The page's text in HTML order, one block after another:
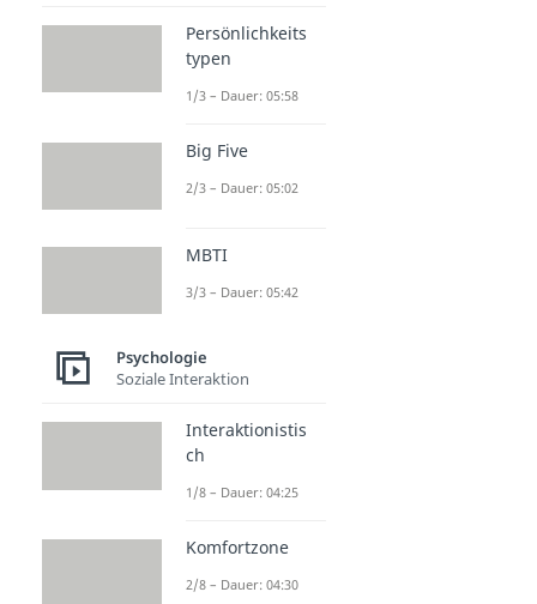
Persönlichkeits
typen
1/3 – Dauer: 05:58
Big Five
2/3 – Dauer: 05:02
MBTI
3/3 – Dauer: 05:42
Psychologie
Soziale Interaktion
Interaktionistis
ch
1/8 – Dauer: 04:25
Komfortzone
2/8 – Dauer: 04:30